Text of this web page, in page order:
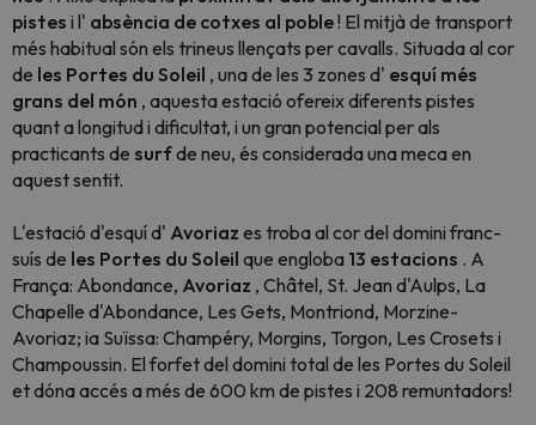
pistes i l' absència de cotxes al poble! El mitjà de transport
més habitual són els trineus llençats per cavalls. Situada al cor
de les Portes du Soleil , una de les 3 zones d' esquí més
grans del món , aquesta estació ofereix diferents pistes
quant a longitud i dificultat, i un gran potencial per als
practicants de surfde neu, és considerada una meca en
aquest sentit.
L'estació d'esquí d' Avoriaz es troba al cor del domini franc-
suís de les Portes du Soleil que engloba 13 estacions . A
França: Abondance, Avoriaz , Châtel, St. Jean d'Aulps, La
Chapelle d'Abondance, Les Gets, Montriond, Morzine-
Avoriaz; ia Suïssa: Champéry, Morgins, Torgon, Les Crosets i
Champoussin. El forfet del domini total de les Portes du Soleil
et dóna accés a més de 600 km de pistes i 208 remuntadors!